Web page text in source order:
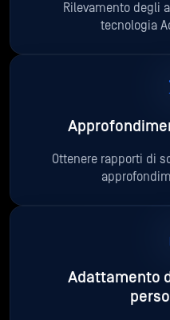
Rilevamento degli
tecnologia
Ottenere rapporti di
Adattamento